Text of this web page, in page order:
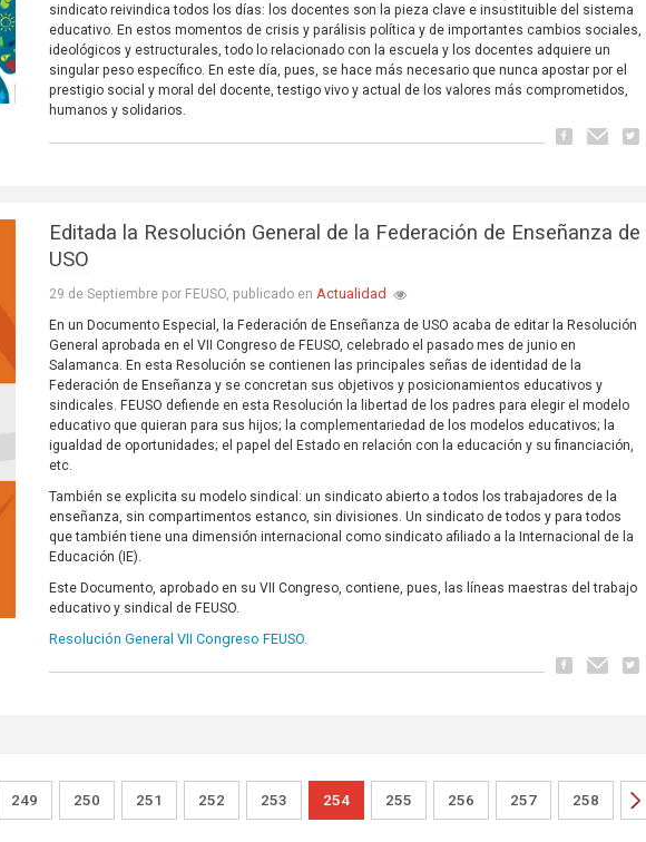
sindicato reivindica todos los días: los docentes son la pieza clave e insustituible del sistema
educativo. En estos momentos de crisis y parálisis política y de importantes cambios sociales,
ideológicos y estructurales, todo lo relacionado con la escuela y los docentes adquiere un
singular peso específico. En este día, pues, se hace más necesario que nunca apostar por el
prestigio social y moral del docente, testigo vivo y actual de los valores más comprometidos,
humanos y solidarios.
Editada la Resolución General de la Federación de Enseñanza de
USO
29 de Septiembre por FEUSO, publicado enActualidad
En un Documento Especial, la Federación de Enseñanza de USO acaba de editar la Resolución
General aprobada en el VII Congreso de FEUSO, celebrado el pasado mes de junio en
Salamanca. En esta Resolución se contienen las principales señas de identidad de la
Federación de Enseñanza y se concretan sus objetivos y posicionamientos educativos y
sindicales. FEUSO defiende en esta Resolución la libertad de los padres para elegir el modelo
educativo que quieran para sus hijos; la complementariedad de los modelos educativos; la
igualdad de oportunidades; el papel del Estado en relación con la educación y su financiación,
etc.
También se explicita su modelo sindical: un sindicato abierto a todos los trabajadores de la
enseñanza, sin compartimentos estanco, sin divisiones. Un sindicato de todos y para todos
que también tiene una dimensión internacional como sindicato afiliado a la Internacional de la
Educación (IE).
Este Documento, aprobado en su VII Congreso, contiene, pues, las líneas maestras del trabajo
educativo y sindical de FEUSO.
Resolución General VII Congreso FEUSO.
249 250 251 252 253 254 255 256 257 258